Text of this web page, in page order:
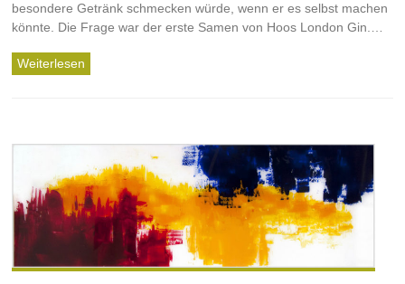
besondere Getränk schmecken würde, wenn er es selbst machen
könnte. Die Frage war der erste Samen von Hoos London Gin.…
Weiterlesen